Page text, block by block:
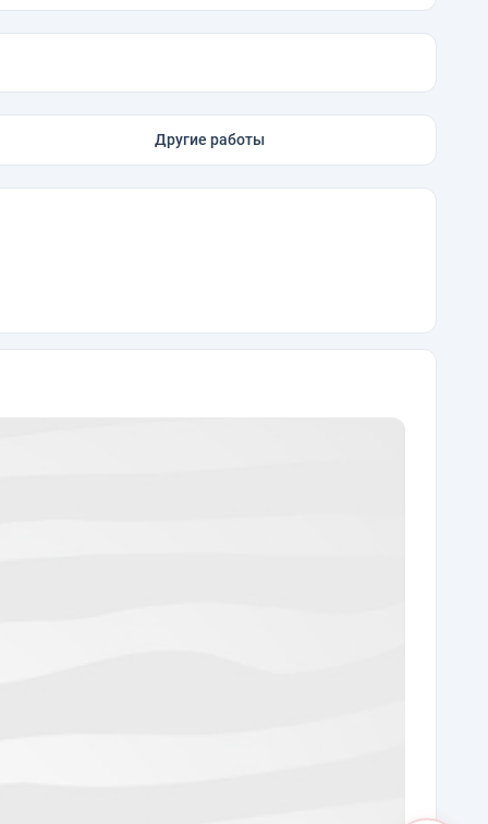
Другие работы